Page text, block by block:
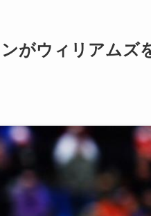
がウィリアムズ